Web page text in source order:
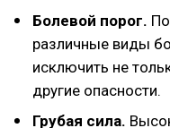
Болевой порог.
различные виды
исключить не
другие опасности.
Грубая сила.